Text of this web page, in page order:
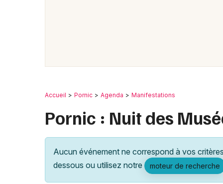
Accueil Pornic Agenda Manifestations
Pornic : Nuit des
Aucun événement ne correspond à vos
dessous ou utilisez notre
moteur de recherche